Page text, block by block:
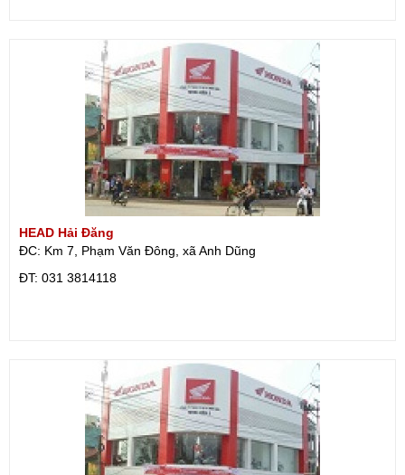
HEAD Hải Đăng
ĐC: Km 7, Phạm Văn Đông, xã Anh Dũng
ÐT: 031 3814118